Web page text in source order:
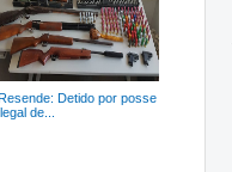
Detido por posse
de...